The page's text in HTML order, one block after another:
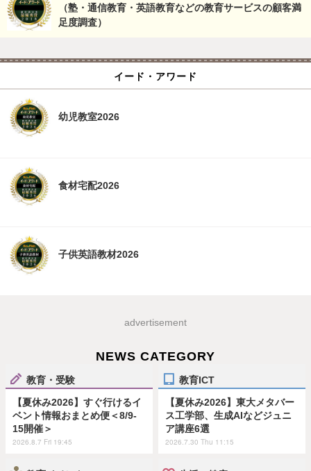
（塾・通信教育・英語教育などの教育サービスの顧客満
足度調査）
イード・アワード
幼児教室2026
食材宅配2026
子供英語教材2026
advertisement
NEWS CATEGORY
教育・受験
【夏休み2026】すぐ行けるイ
ベント情報おまとめ便＜8/9-
15開催＞
2026.8.7 Fri 19:45
教育ICT
【夏休み2026】東大メタバー
ス工学部、生成AIなどジュニ
ア講座6選
2026.7.30 Thu 11:15